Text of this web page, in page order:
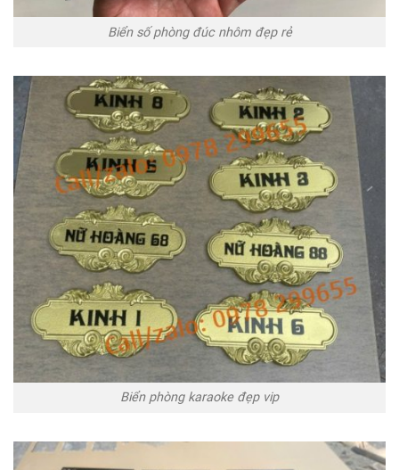
Biển số phòng đúc nhôm đẹp rẻ
Biển phòng karaoke đẹp vip